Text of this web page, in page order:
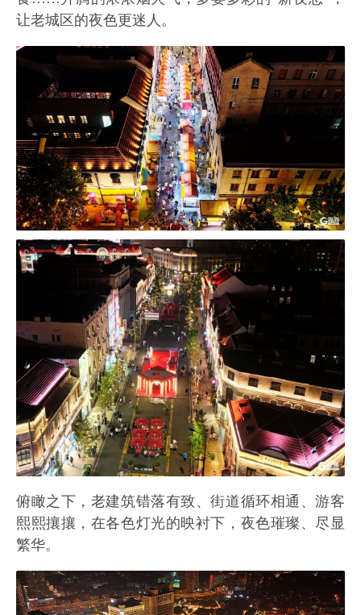
让老城区的夜色更迷人。
俯瞰之下，老建筑错落有致、街道循环相通、游客
熙熙攘攘，在各色灯光的映衬下，夜色璀璨、尽显
繁华。